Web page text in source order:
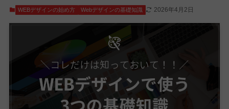
WEBデザインの始め方 Webデザインの基礎知識 2026年4月2日